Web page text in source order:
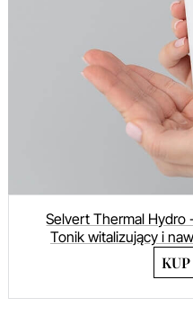
Selvert Thermal Hydro
Tonik witalizujący i